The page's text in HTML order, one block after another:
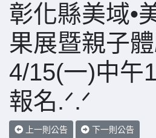
彰化縣美域•
果展暨親子體
4/15(一)中午
報名.ᐟ.ᐟ
上一則公告 下一則公告